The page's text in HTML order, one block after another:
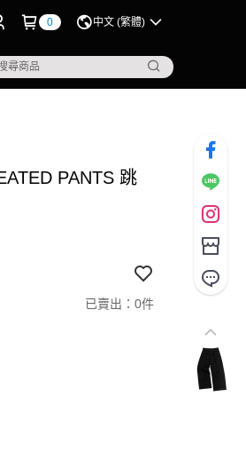
0 中文 (繁體)
PANTS 跳
已賣出：0件